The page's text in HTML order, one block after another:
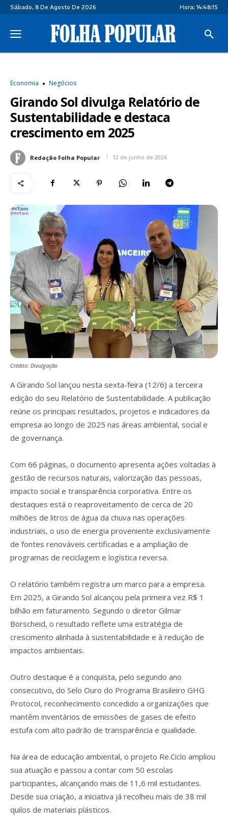
Sábado, 8 De Agosto De 2026 Hora: 14:48:15
Economia Negócios
Girando Sol divulga Relatório de
Sustentabilidade e destaca
crescimento em 2025
Redação Folha Popular 12 de junho de 2026
Crédito: Divulgação
A Girando Sol lançou nesta sexta-feira (12/6) a terceira
edição do seu Relatório de Sustentabilidade. A publicação
reúne os principais resultados, projetos e indicadores da
empresa ao longo de 2025 nas áreas ambiental, social e
de governança.
Com 66 páginas, o documento apresenta ações voltadas à
gestão de recursos naturais, valorização das pessoas,
impacto social e transparência corporativa. Entre os
destaques está o reaproveitamento de cerca de 20
milhões de litros de água da chuva nas operações
industriais, o uso de energia proveniente exclusivamente
de fontes renováveis certificadas e a ampliação de
programas de reciclagem e logística reversa.
O relatório também registra um marco para a empresa.
Em 2025, a Girando Sol alcançou pela primeira vez R$ 1
bilhão em faturamento. Segundo o diretor Gilmar
Borscheid, o resultado reflete uma estratégia de
crescimento alinhada à sustentabilidade e à redução de
impactos ambientais.
Outro destaque é a conquista, pelo segundo ano
consecutivo, do Selo Ouro do Programa Brasileiro GHG
Protocol, reconhecimento concedido a organizações que
mantêm inventários de emissões de gases de efeito
estufa com alto padrão de transparência e qualidade.
Na área de educação ambiental, o projeto Re.Ciclo ampliou
sua atuação e passou a contar com 50 escolas
participantes, alcançando mais de 11,6 mil estudantes.
Desde sua criação, a iniciativa já recolheu mais de 38 mil
quilos de materiais plásticos.